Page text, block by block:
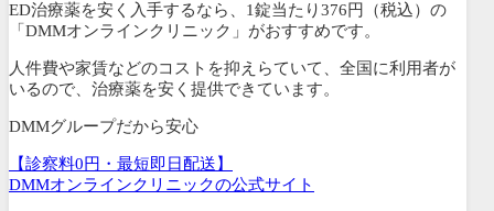
ED治療薬を安く入手するなら、 1錠当たり376円 （税込） の
「DMMオンラインクリニック」がおすすめです。
人件費や家賃などのコストを抑えらていて、全国に利用者が
いるので、治療薬を安く提供できています。
DMMグループだから安心
【診察料0円・最短即日配送】
DMMオンラインクリニックの公式サイト